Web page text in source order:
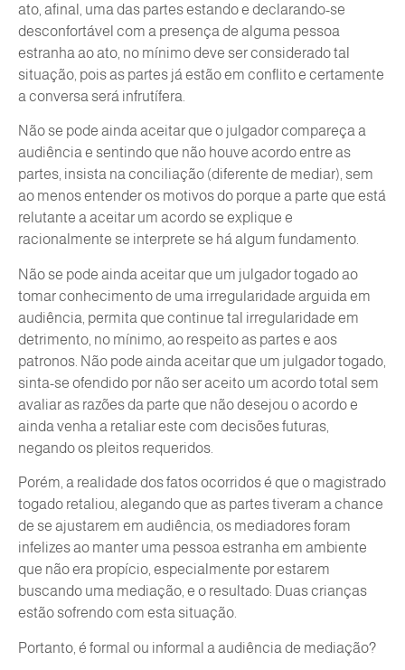
ato, afinal, uma das partes estando e declarando-se
desconfortável com a presença de alguma pessoa
estranha ao ato, no mínimo deve ser considerado tal
situação, pois as partes já estão em conflito e certamente
a conversa será infrutífera.
Não se pode ainda aceitar que o julgador compareça a
audiência e sentindo que não houve acordo entre as
partes, insista na conciliação (diferente de mediar), sem
ao menos entender os motivos do porque a parte que está
relutante a aceitar um acordo se explique e
racionalmente se interprete se há algum fundamento.
Não se pode ainda aceitar que um julgador togado ao
tomar conhecimento de uma irregularidade arguida em
audiência, permita que continue tal irregularidade em
detrimento, no mínimo, ao respeito as partes e aos
patronos. Não pode ainda aceitar que um julgador togado,
sinta-se ofendido por não ser aceito um acordo total sem
avaliar as razões da parte que não desejou o acordo e
ainda venha a retaliar este com decisões futuras,
negando os pleitos requeridos.
Porém, a realidade dos fatos ocorridos é que o magistrado
togado retaliou, alegando que as partes tiveram a chance
de se ajustarem em audiência, os mediadores foram
infelizes ao manter uma pessoa estranha em ambiente
que não era propício, especialmente por estarem
buscando uma mediação, e o resultado: Duas crianças
estão sofrendo com esta situação.
Portanto, é formal ou informal a audiência de mediação?